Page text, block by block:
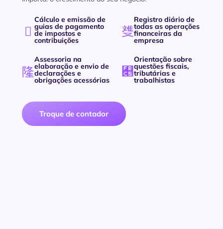
Cálculo e emissão de
guias de pagamento
de impostos e
contribuições
Registro diário de
todas as operações
financeiras da
empresa
Assessoria na
elaboração e envio de
declarações e
obrigações acessórias
Orientação sobre
questões fiscais,
tributárias e
trabalhistas
Troque de contador